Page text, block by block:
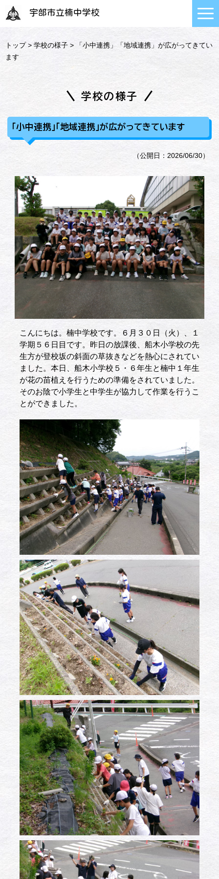
宇部市立楠中学校
トップ>学校の様子 > 「小中連携」「地域連携」が広がってきてい
ます
学校の様子
「小中連携」「地域連携」が広がってきています
（公開日：2026/06/30）
こんにちは。楠中学校です。６月３０日（火）、１
学期５６日目です。昨日の放課後、船木小学校の先
生方が登校坂の斜面の草抜きなどを熱心にされてい
ました。本日、船木小学校５・６年生と楠中１年生
が花の苗植えを行うための準備をされていました。
そのお陰で小学生と中学生が協力して作業を行うこ
とができました。